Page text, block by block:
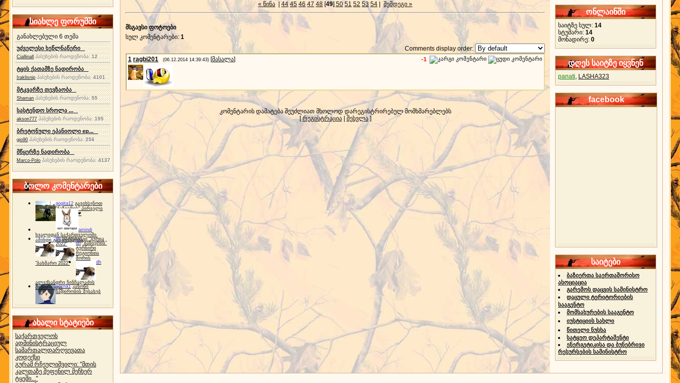
სიახლე ფორუმში
განახლებული 6 თემა
უძველესი ხეწლნაწერი
Ciallinall პასუხების რაოდენობა:12
ტყის ქათამზე ნადირობა
Iraklisnip პასუხების რაოდენობა: 4101
მტკვარზე თევზაობა
Shaman პასუხების რაოდენობა:55
სასტენდო სროლა ...
akson777 პასუხების რაოდენობა:195
ბრეტონული ეპანიოლი ep...
gio90 პასუხების რაოდენობა:256
მწყერზე ნადირობა
Marco-Polo პასუხების რაოდენობა:4137
ბოლო კომენტარები
gogita12 გავიხსენოთ
"ბაზიერის" პირველი
ტურნირი ❤
amindi
ხვალიდან საქართველოში
ამინდი გაუარესდება
dh სპორტინგი "გურია
2022"
dh "ბაზიერის"
ტურნირი
რეგიონთა
შორის
"ბახმარო 2022"
dh
ალექსანდრე ჩინჩალაძის
მემორიალიgocha1 კანონი
ნადირობის შესახებ
ახალი სტატიები
საქართველოს
ადმინისტრაციულ
სამართალდარღვევათა
კოდექსი
გურამ რჩეულიშვილი: "მთის
კალთაზე შეფენილ მეჩხერ
ტყეში..."
« წინა 44 45 46 47 48 [49]50 51 52 53 54 შემდეგი »
მსგავსი ფოტოები
სულ კომენტარები: 1
Comments display order:
-1
1 ragbi201 (06.12.2014 14:39:43) [მასალა]
კომენტარის დამატება შეუძლიათ მხოლოდ დარეგისტრირებულ მომხმარებლებს
[რეგისტრაცია| შესვლა]
ონლაინში
საიტზე სულ: 14
სტუმარი: 14
მონადირე: 0
დღეს საიტზე იყვნენ
panati, LASHA323
facebook
საიტები
ბაზიერთა საერთაშორისო
ასოციაცია
გარემოს დაცვის სამინისტრო
დაცული ტერიტორიების
სააგენტო
მომსახურების სააგენტო
იუსტიციის სახლი
წითელი ნუსხა
სატყეო დეპარტამენტი
ენერგეტიკისა და ბუნებრივი
რესურსების სამინისტრო